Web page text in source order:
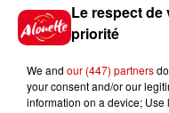
(AFP)
Le respect de
priorité
We and our (447) partners
your consent and/or our
information on a device;